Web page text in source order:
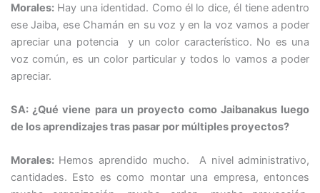
Morales:Hay una identidad. Como él lo dice, él tiene adentro
ese Jaiba, ese Chamán en su voz y en la voz vamos a poder
apreciar una potencia y un color característico. No es una
voz común, es un color particular y todos lo vamos a poder
apreciar.
SA: ¿Qué viene para un proyecto como Jaibanakus luego
de los aprendizajes tras pasar por múltiples proyectos?
Morales:Hemos aprendido mucho. A nivel administrativo,
cantidades. Esto es como montar una empresa, entonces